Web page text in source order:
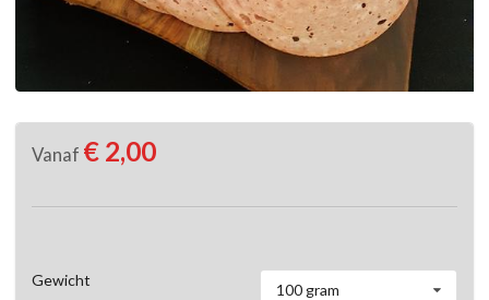
Vanaf € 2,00
Gewicht
100 gram